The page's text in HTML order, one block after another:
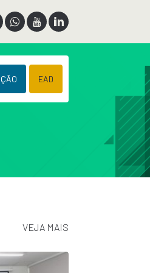
EAD
VEJA MAIS